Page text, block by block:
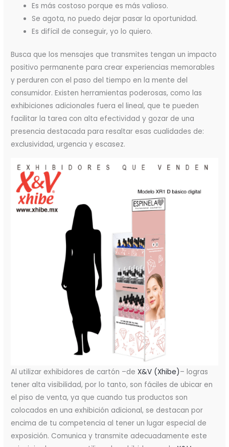
Es más costoso porque es más valioso.
Se agota, no puedo dejar pasar la oportunidad.
Es difícil de conseguir, yo lo quiero.
Busca que los mensajes que transmites tengan un impacto
positivo permanente para crear experiencias memorables
y perduren con el paso del tiempo en la mente del
consumidor. Existen herramientas poderosas, como las
exhibiciones adicionales fuera el lineal, que te pueden
facilitar la tarea con alta efectividad y gozar de una
presencia destacada para resaltar esas cualidades de:
exclusividad, urgencia y escasez.
Al utilizar exhibidores de cartón –deX&V (Xhibe)– logras
tener alta visibilidad, por lo tanto, son fáciles de ubicar en
el piso de venta, ya que cuando tus productos son
colocados en una exhibición adicional, se destacan por
encima de tu competencia al tener un lugar especial de
exposición. Comunica y transmite adecuadamente este